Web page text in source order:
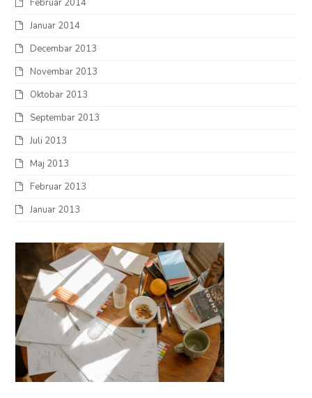
Februar 2014
Januar 2014
Decembar 2013
Novembar 2013
Oktobar 2013
Septembar 2013
Juli 2013
Maj 2013
Februar 2013
Januar 2013